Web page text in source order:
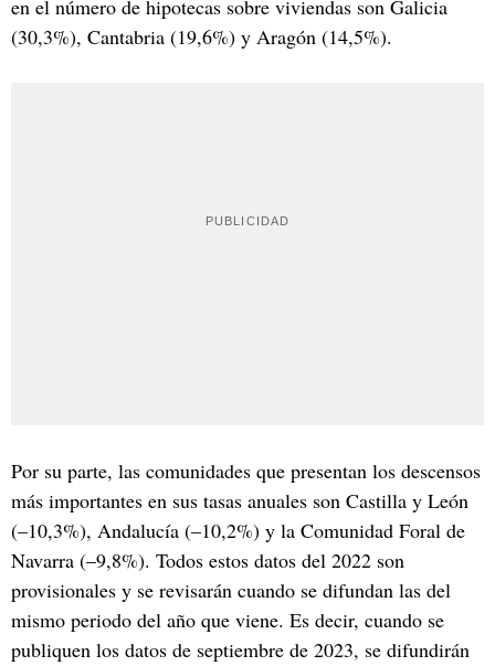
en el número de hipotecas sobre viviendas son Galicia
(30,3%), Cantabria (19,6%) y Aragón (14,5%).
Por su parte, las comunidades que presentan los descensos
más importantes en sus tasas anuales son Castilla y León
(–10,3%), Andalucía (–10,2%) y la Comunidad Foral de
Navarra (–9,8%). Todos estos datos del 2022 son
provisionales y se revisarán cuando se difundan las del
mismo periodo del año que viene. Es decir, cuando se
publiquen los datos de septiembre de 2023, se difundirán